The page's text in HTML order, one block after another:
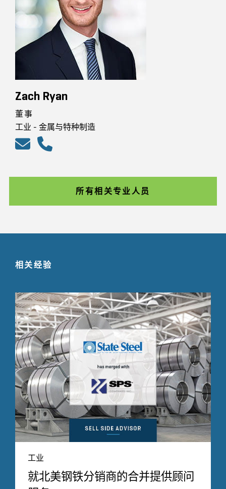
Zach Ryan
董事
工业 - 金属与特种制造
所有相关专业人员
相关经验
工业
就北美钢铁分销商的合并提供顾问